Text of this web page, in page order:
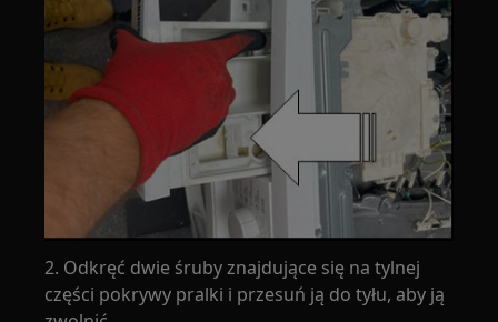
2. Odkręć dwie śruby znajdujące się na tylnej
części pokrywy pralki i przesuń ją do tyłu, aby ją